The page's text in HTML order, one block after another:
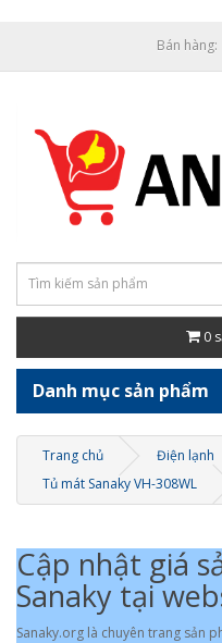
Bán hàng:
0
Danh mục sản phẩm
Trang chủ Điện lạnh
Tủ mát Sanaky VH-308WL
Cập nhật giá
Sanaky tại
Sanaky.org là chuyên trang sản